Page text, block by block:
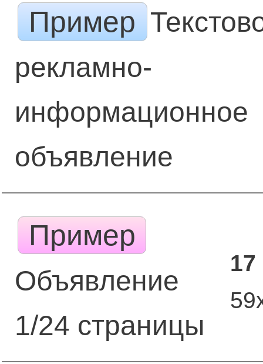
Пример
рекламно-
информационное
объявление
Пример
Объявление
1/24 страницы